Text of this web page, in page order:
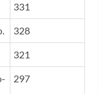
331
328
321
297